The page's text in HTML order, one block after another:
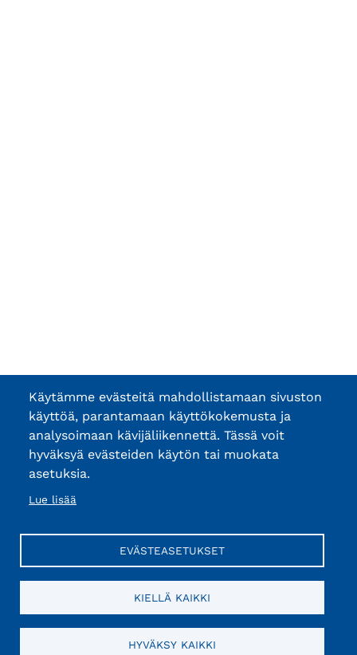
Käytämme evästeitä mahdollistamaan sivuston
käyttöä, parantamaan käyttökokemusta ja
analysoimaan kävijäliikennettä. Tässä voit
hyväksyä evästeiden käytön tai muokata
asetuksia.
Lue lisää
EVÄSTEASETUKSET
KIELLÄ KAIKKI
HYVÄKSY KAIKKI